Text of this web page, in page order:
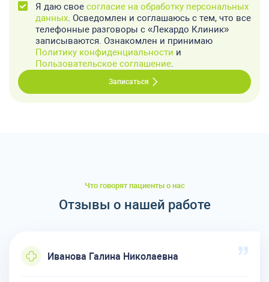
Я даю свое согласие на обработку персональных
данных. Осведомлен и соглашаюсь с тем, что все
телефонные разговоры с «Лекардо Клиник»
записываются. Ознакомлен и принимаю
Политику конфиденциальности и
Пользовательское соглашение.
Записаться
Что говорят пациенты о нас
Отзывы о нашей работе
Иванова Галина Николаевна